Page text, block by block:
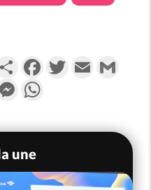
PartagerFacebookTwitterEmail
Messenger
une